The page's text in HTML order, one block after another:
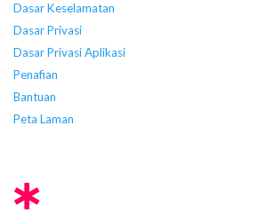
Dasar Keselamatan
Dasar Privasi
Dasar Privasi Aplikasi
Penafian
Bantuan
Peta Laman